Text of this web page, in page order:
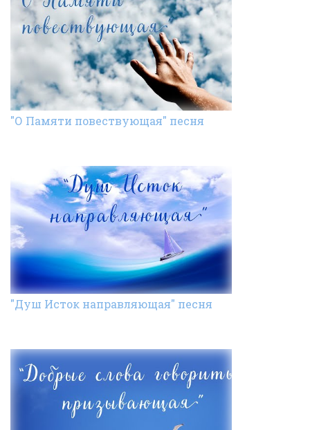
"О Памяти повествующая" песня
"Душ Исток направляющая" песня